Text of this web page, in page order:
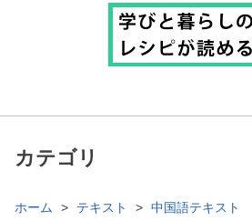
カテゴリ
ホーム テキスト 中国語テキスト